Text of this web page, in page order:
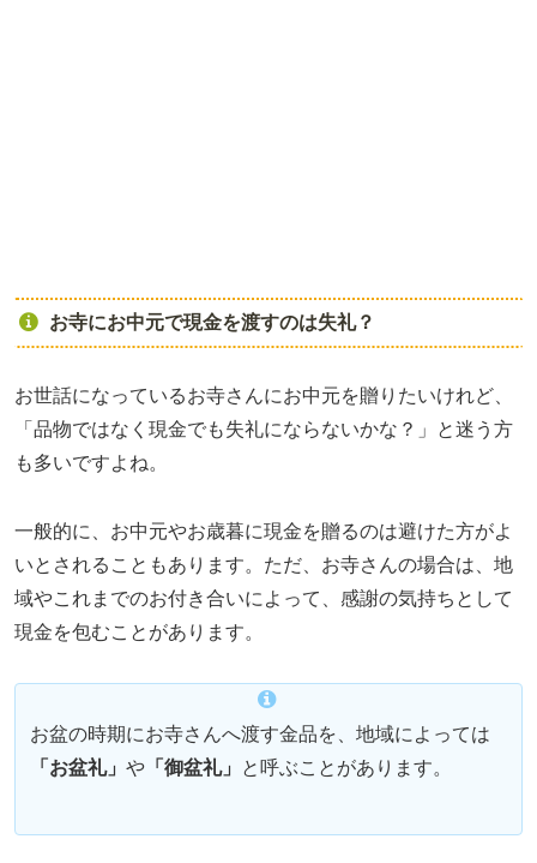
お寺にお中元で現金を渡すのは失礼？
お世話になっているお寺さんにお中元を贈りたいけれど、
「品物ではなく現金でも失礼にならないかな？」と迷う方
も多いですよね。
一般的に、お中元やお歳暮に現金を贈るのは避けた方がよ
いとされることもあります。ただ、お寺さんの場合は、地
域やこれまでのお付き合いによって、感謝の気持ちとして
現金を包むことがあります。
お盆の時期にお寺さんへ渡す金品を、地域によっては
「お盆礼」 や 「御盆礼」 と呼ぶことがあります。